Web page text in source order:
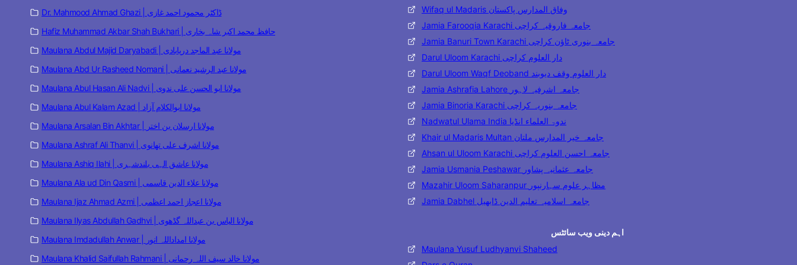
Dr. Mahmood Ahmad Ghazi | ڈاکٹر محمود احمد غازی
Hafiz Muhammad Akbar Shah Bukhari | حافظ محمد اکبر شاہ بخاری
Maulana Abdul Majid Daryabadi | مولانا عبد الماجد دریابادی
Maulana Abd Ur Rasheed Nomani | مولانا عبد الرشید نعمانی
Maulana Abul Hasan Ali Nadvi | مولانا ابو الحسن علی ندوی
Maulana Abul Kalam Azad | مولانا ابوالکلام آزاد
Maulana Arsalan Bin Akhtar | مولانا ارسلان بن اختر
Maulana Ashraf Ali Thanvi | مولانا اشرف علی تھانوی
Maulana Ashiq Ilahi | مولانا عاشق الہی بلندشہری
Maulana Ala ud Din Qasmi | مولانا علاء الدین قاسمی
Maulana Ijaz Ahmad Azmi | مولانا اعجاز احمد اعظمی
Maulana Ilyas Abdullah Gadhvi | مولانا الیاس بن عبداللہ گڈھوی
Maulana Imdadullah Anwar | مولانا امداداللہ انور
Maulana Khalid Saifullah Rahmani | مولانا خالد سیف اللہ رحمانی
Wifaq ul Madaris وفاق المدارس پاکستان
Jamia Farooqia Karachi جامعہ فاروقیہ کراچی
Jamia Banuri Town Karachi جامعہ بنوری ٹاؤن کراچی
Darul Uloom Karachi دار العلوم کراچی
Darul Uloom Waqf Deoband دار العلوم وقف دیوبند
Jamia Ashrafia Lahore جامعہ اشرفیہ لاہور
Jamia Binoria Karachi جامعہ بنوریہ کراچی
Nadwatul Ulama India ندوۃ العلماء انڈیا
Khair ul Madaris Multan جامعہ خیر المدارس ملتان
Ahsan ul Uloom Karachi جامعہ احسن العلوم کراچی
Jamia Usmania Peshawar جامعہ عثمانیہ پشاور
Mazahir Uloom Saharanpur مظاہر علوم سہارنپور
Jamia Dabhel جامعہ اسلامیہ تعلیم الدین ڈابھیل
اہم دینی ویب سائٹس
Maulana Yusuf Ludhyanvi Shaheed